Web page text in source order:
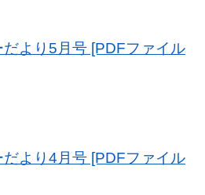
より5月号 [PDFファイル
より4月号 [PDFファイル